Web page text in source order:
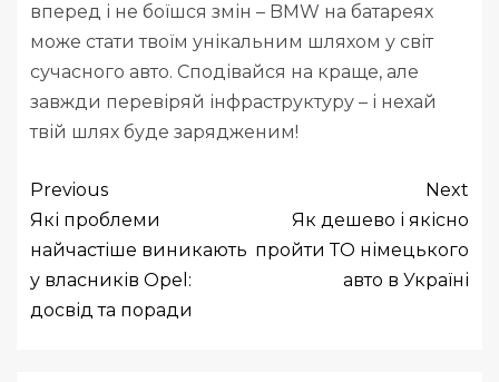
вперед і не боїшся змін – BMW на батареях
може стати твоїм унікальним шляхом у світ
сучасного авто. Сподівайся на краще, але
завжди перевіряй інфраструктуру – і нехай
твій шлях буде зарядженим!
Previous
Які проблеми
найчастіше виникають
у власників Opel:
досвід та поради
Next
Як дешево і якісно
пройти ТО німецького
авто в Україні